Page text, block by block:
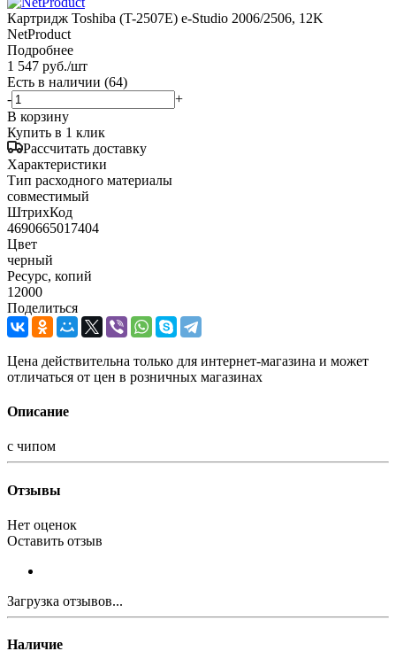
Картридж Toshiba (T-2507E) e-Studio 2006/2506, 12K
NetProduct
Подробнее
1 547 руб./шт
Есть в наличии (64)
-
+
В корзину
Купить в 1 клик
Рассчитать доставку
Характеристики
Тип расходного материалы
совместимый
ШтрихКод
4690665017404
Цвет
черный
Ресурс, копий
12000
Поделиться
Цена действительна только для интернет-магазина и может
отличаться от цен в розничных магазинах
Описание
с чипом
Отзывы
Нет оценок
Оставить отзыв
Загрузка отзывов...
Наличие